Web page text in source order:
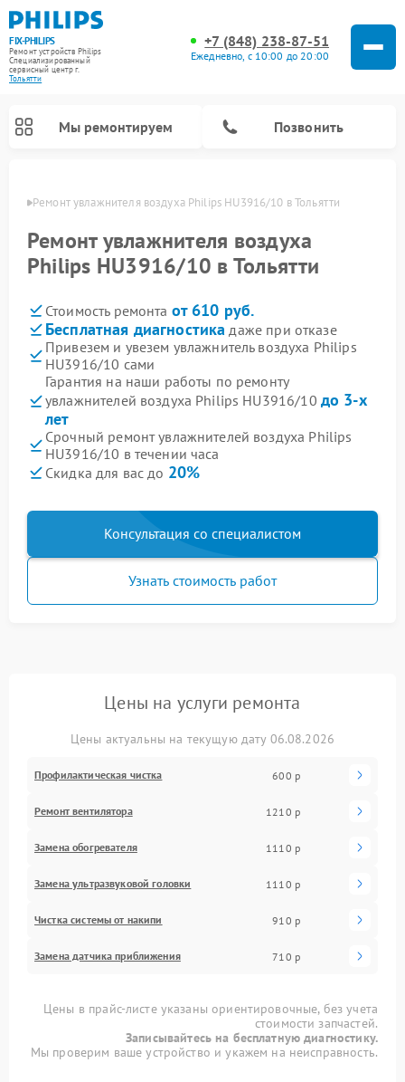
FIX-PHILIPS
Ремонт устройств Philips
Специализированный
cервисный центр г.
Тольятти
+7 (848) 238-87-51
Ежедневно, с 10:00 до 20:00
Мы ремонтируем Позвонить
Ремонт увлажнителя воздуха Philips HU3916/10 в Тольятти
Ремонт увлажнителя воздуха
Philips HU3916/10 в Тольятти
Стоимость ремонта от 610 руб.
Бесплатная диагностика даже при отказе
Привезем и увезем увлажнитель воздуха Philips
HU3916/10 сами
Гарантия на наши работы по ремонту
увлажнителей воздуха Philips HU3916/10 до 3-х
лет
Срочный ремонт увлажнителей воздуха Philips
HU3916/10 в течении часа
Скидка для вас до 20%
Консультация со специалистом
Узнать стоимость работ
Цены на услуги ремонта
Цены актуальны на текущую дату 06.08.2026
Профилактическая чистка 600 р
Ремонт вентилятора 1210 р
Замена обогревателя 1110 р
Замена ультразвуковой головки 1110 р
Чистка системы от накипи 910 р
Замена датчика приближения 710 р
Цены в прайс-листе указаны ориентировочные, без учета
стоимости запчастей.
Записывайтесь на бесплатную диагностику.
Мы проверим ваше устройство и укажем на неисправность.